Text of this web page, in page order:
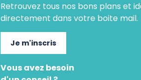
Retrouvez tous nos bons plans et
directement dans votre boite mail.
Je m'inscris
Vous avez besoin